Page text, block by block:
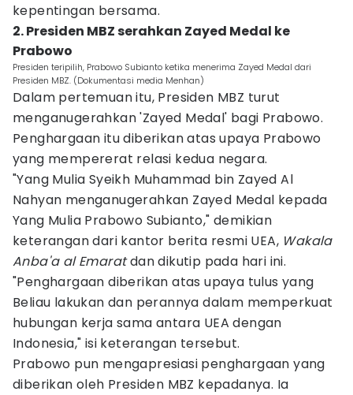
kepentingan bersama.
2. Presiden MBZ serahkan Zayed Medal ke
Prabowo
Presiden teripilih, Prabowo Subianto ketika menerima Zayed Medal dari
Presiden MBZ. (Dokumentasi media Menhan)
Dalam pertemuan itu, Presiden MBZ turut
menganugerahkan 'Zayed Medal' bagi Prabowo.
Penghargaan itu diberikan atas upaya Prabowo
yang mempererat relasi kedua negara.
"Yang Mulia Syeikh Muhammad bin Zayed Al
Nahyan menganugerahkan Zayed Medal kepada
Yang Mulia Prabowo Subianto," demikian
keterangan dari kantor berita resmi UEA, Wakala
Anba'a al Emaratdan dikutip pada hari ini.
"Penghargaan diberikan atas upaya tulus yang
Beliau lakukan dan perannya dalam memperkuat
hubungan kerja sama antara UEA dengan
Indonesia," isi keterangan tersebut.
Prabowo pun mengapresiasi penghargaan yang
diberikan oleh Presiden MBZ kepadanya. Ia